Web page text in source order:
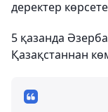
деректер
5 қазанда
Қазақстаннан